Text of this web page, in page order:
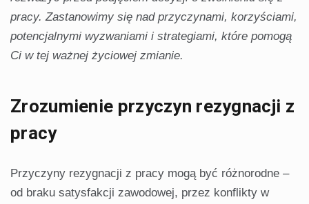
pracy. Zastanowimy się nad przyczynami, korzyściami,
potencjalnymi wyzwaniami i strategiami, które pomogą
Ci w tej ważnej życiowej zmianie.
Zrozumienie przyczyn rezygnacji z
pracy
Przyczyny rezygnacji z pracy mogą być różnorodne –
od braku satysfakcji zawodowej, przez konflikty w